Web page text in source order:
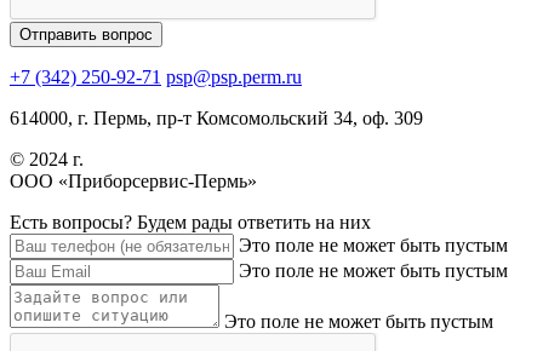
+7 (342) 250-92-71 psp@psp.perm.ru
614000, г. Пермь, пр-т Комсомольский 34, оф. 309
© 2024 г.
ООО «Приборсервис-Пермь»
Есть вопросы? Будем рады ответить на них
Это поле не может быть пустым
Это поле не может быть пустым
Это поле не может быть пустым